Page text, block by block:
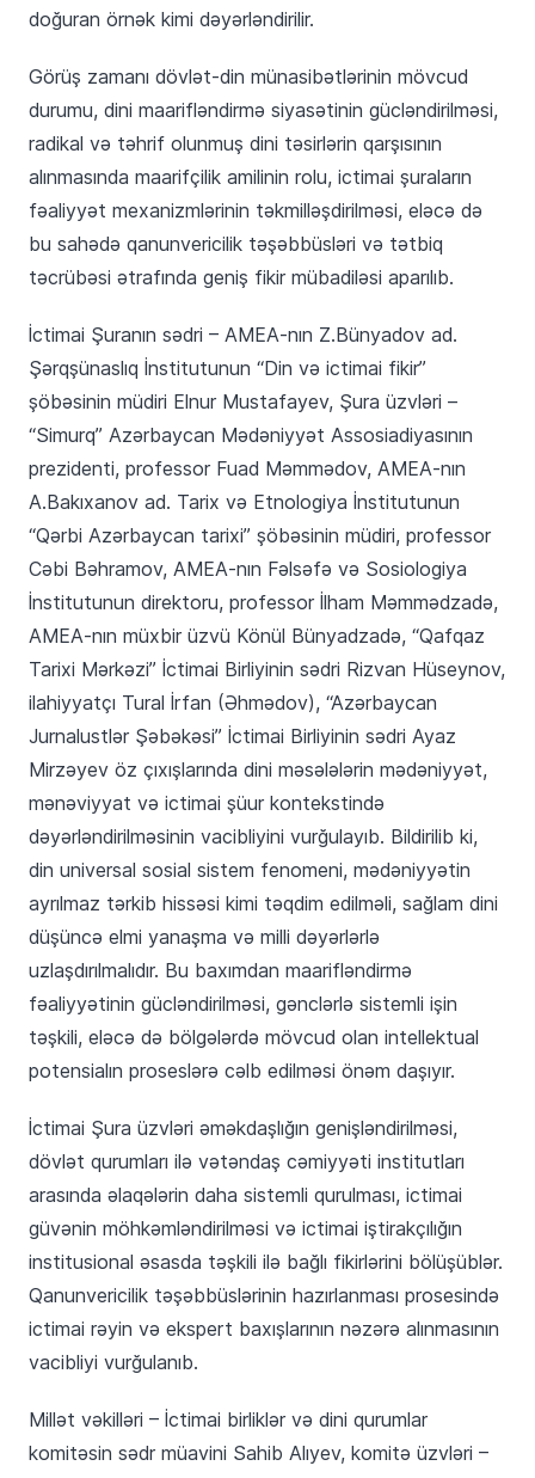
doğuran örnək kimi dəyərləndirilir.
Görüş zamanı dövlət-din münasibətlərinin mövcud
durumu, dini maarifləndirmə siyasətinin gücləndirilməsi,
radikal və təhrif olunmuş dini təsirlərin qarşısının
alınmasında maarifçilik amilinin rolu, ictimai şuraların
fəaliyyət mexanizmlərinin təkmilləşdirilməsi, eləcə də
bu sahədə qanunvericilik təşəbbüsləri və tətbiq
təcrübəsi ətrafında geniş fikir mübadiləsi aparılıb.
İctimai Şuranın sədri – AMEA-nın Z.Bünyadov ad.
Şərqşünaslıq İnstitutunun “Din və ictimai fikir”
şöbəsinin müdiri Elnur Mustafayev, Şura üzvləri –
“Simurq” Azərbaycan Mədəniyyət Assosiadiyasının
prezidenti, professor Fuad Məmmədov, AMEA-nın
A.Bakıxanov ad. Tarix və Etnologiya İnstitutunun
“Qərbi Azərbaycan tarixi” şöbəsinin müdiri, professor
Cəbi Bəhramov, AMEA-nın Fəlsəfə və Sosiologiya
İnstitutunun direktoru, professor İlham Məmmədzadə,
AMEA-nın müxbir üzvü Könül Bünyadzadə, “Qafqaz
Tarixi Mərkəzi” İctimai Birliyinin sədri Rizvan Hüseynov,
ilahiyyatçı Tural İrfan (Əhmədov), “Azərbaycan
Jurnalustlər Şəbəkəsi” İctimai Birliyinin sədri Ayaz
Mirzəyev öz çıxışlarında dini məsələlərin mədəniyyət,
mənəviyyat və ictimai şüur kontekstində
dəyərləndirilməsinin vacibliyini vurğulayıb. Bildirilib ki,
din universal sosial sistem fenomeni, mədəniyyətin
ayrılmaz tərkib hissəsi kimi təqdim edilməli, sağlam dini
düşüncə elmi yanaşma və milli dəyərlərlə
uzlaşdırılmalıdır. Bu baxımdan maarifləndirmə
fəaliyyətinin gücləndirilməsi, gənclərlə sistemli işin
təşkili, eləcə də bölgələrdə mövcud olan intellektual
potensialın proseslərə cəlb edilməsi önəm daşıyır.
İctimai Şura üzvləri əməkdaşlığın genişləndirilməsi,
dövlət qurumları ilə vətəndaş cəmiyyəti institutları
arasında əlaqələrin daha sistemli qurulması, ictimai
güvənin möhkəmləndirilməsi və ictimai iştirakçılığın
institusional əsasda təşkili ilə bağlı fikirlərini bölüşüblər.
Qanunvericilik təşəbbüslərinin hazırlanması prosesində
ictimai rəyin və ekspert baxışlarının nəzərə alınmasının
vacibliyi vurğulanıb.
Millət vəkilləri – İctimai birliklər və dini qurumlar
komitəsin sədr müavini Sahib Alıyev, komitə üzvləri –